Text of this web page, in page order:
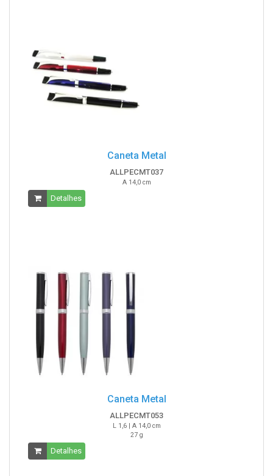
Caneta Metal
ALLPECMT037
A 14,0 cm
Detalhes
Caneta Metal
ALLPECMT053
L 1,6 | A 14,0 cm
27 g
Detalhes